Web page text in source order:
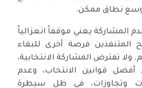
نطاق ممكن.
المشاركة يعني موقفاً انعزالياً
المتنفذين فرصة أخرى للبقاء
ولا تفترض المشاركة الانتخابية،
أفضل قوانين الانتخاب، وعدم
وتجاوزات، في ظل سيطرة